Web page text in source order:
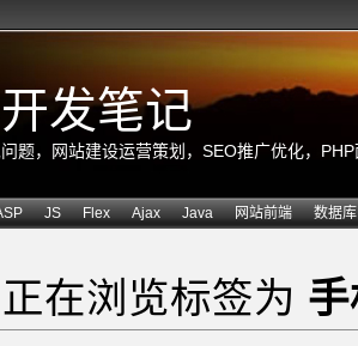
发笔记
题，网站建设运营策划，SEO推广优化，
JS Flex Ajax Java 网站前端 数据库
正在浏览标签为